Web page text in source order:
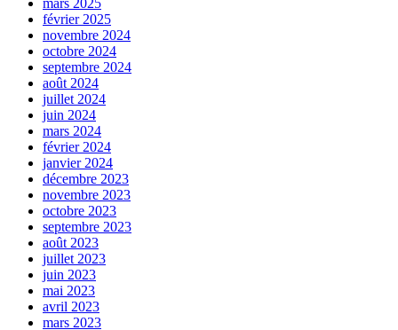
février 2025
novembre 2024
octobre 2024
septembre 2024
août 2024
juillet 2024
juin 2024
mars 2024
février 2024
janvier 2024
décembre 2023
novembre 2023
octobre 2023
septembre 2023
août 2023
juillet 2023
juin 2023
mai 2023
avril 2023
mars 2023